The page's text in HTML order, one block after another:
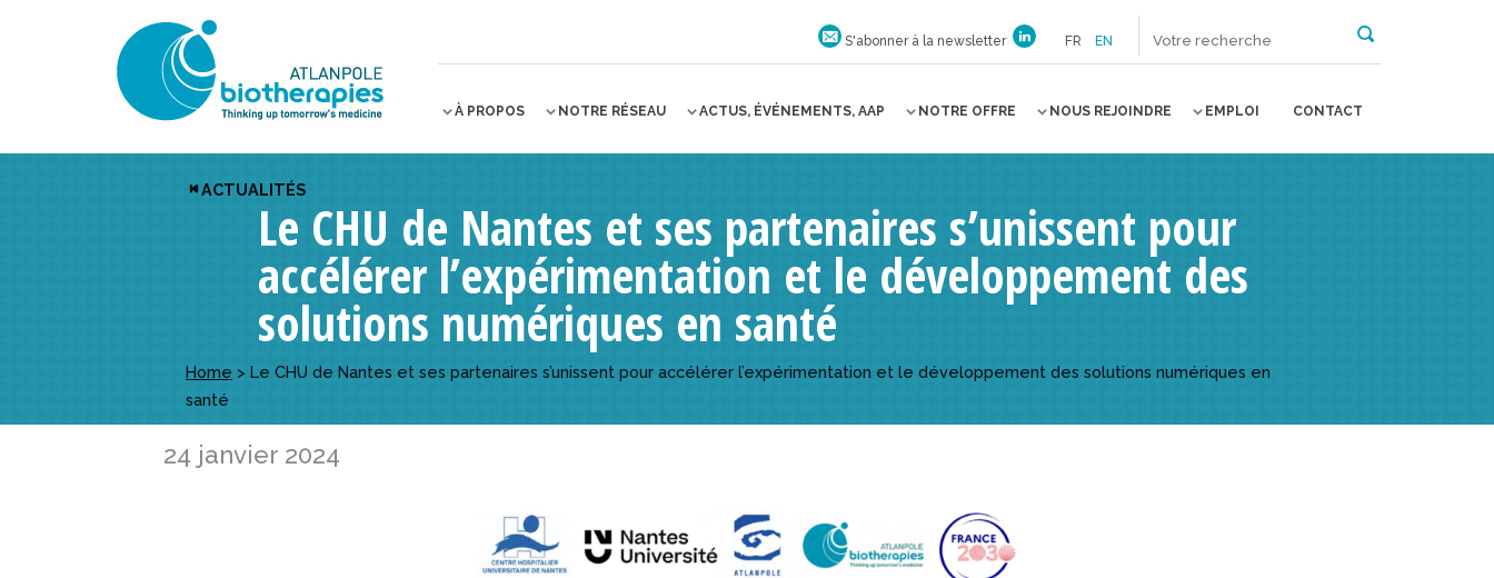
S'abonner à la newsletter FR EN
À PROPOS NOTRE RÉSEAU ACTUS, ÉVÉNEMENTS, AAP NOTRE OFFRE NOUS REJOINDRE EMPLOI CONTACT
ACTUALITÉS
Le CHU de Nantes et ses partenaires s’unissent pour
accélérer l’expérimentation et le développement des
solutions numériques en santé
Home > Le CHU de Nantes et ses partenaires s’unissent pour accélérer l’expérimentation et le développement des solutions numériques en
santé
24 janvier 2024